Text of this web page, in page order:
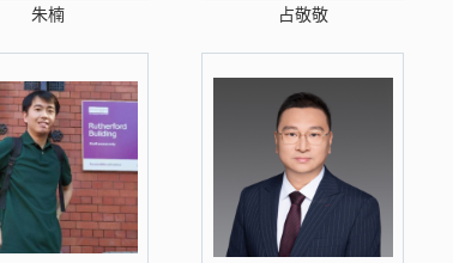
朱楠 占敬敬